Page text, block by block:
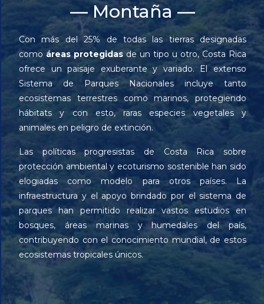
— Montaña —
Con más del 25% de todas las tierras designadas
como áreas protegidas de un tipo u otro, Costa Rica
ofrece un paisaje exuberante y variado. El extenso
Sistema de Parques Nacionales incluye tanto
ecosistemas terrestres como marinos, protegiendo
hábitats y con esto, raras especies vegetales y
animales en peligro de extinción.
Las políticas progresistas de Costa Rica sobre
protección ambiental y ecoturismo sostenible han sido
elogiadas como modelo para otros países. La
infraestructura y el apoyo brindado por el sistema de
parques han permitido realizar vastos estudios en
bosques, áreas marinas y humedales del país,
contribuyendo con el conocimiento mundial, de estos
ecosistemas tropicales únicos.